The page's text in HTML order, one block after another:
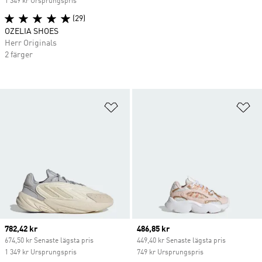
Current price
782,42 kr
674,50 kr Senaste lägsta pris
1 349 kr Ursprungspris
Current price
486,85 kr
449,40 kr Senaste lägsta pris
749 kr Ursprungspris
(29)
OZELIA SHOES
Herr Originals
2 färger